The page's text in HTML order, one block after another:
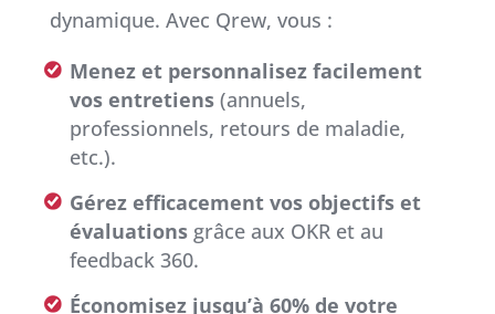
dynamique. Avec Qrew, vous :
Menez et personnalisez facilement
vos entretiens(annuels,
professionnels, retours de maladie,
etc.).
Gérez efficacement vos objectifs et
évaluationsgrâce aux OKR et au
feedback 360.
Économisez jusqu’à 60% de votre